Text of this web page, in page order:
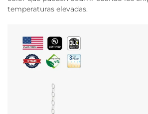
temperaturas elevadas.